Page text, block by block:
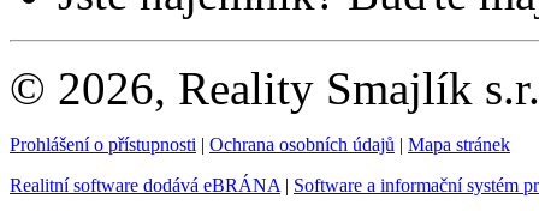
© 2026, Reality Smajlík
Prohlášení o přístupnosti | Ochrana osobních údajů | Mapa stránek
Realitní software dodává eBRÁNA | Software a informační systém